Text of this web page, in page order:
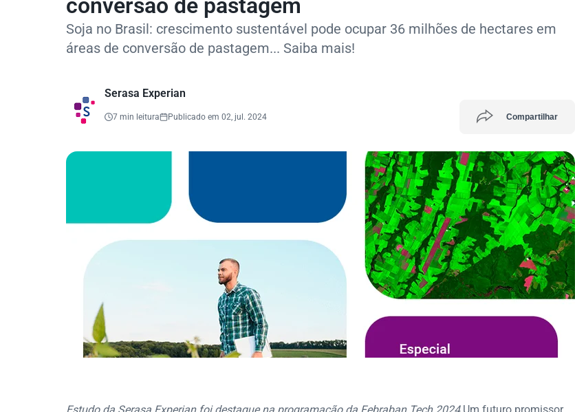
conversão de pastagem
Soja no Brasil: crescimento sustentável pode ocupar 36 milhões de hectares em
áreas de conversão de pastagem... Saiba mais!
Serasa Experian
7 min leitura Publicado em 02, jul. 2024 Compartilhar